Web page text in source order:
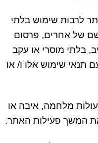
לרבות שימוש בלתי
של אחרים, פרסום
בלתי מוסרי או עקב
תנאי שימוש אלו ו/ או
פעולות מלחמה, איבה או
המשך פעילות האתר.